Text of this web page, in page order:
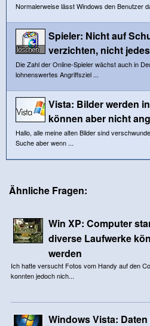
Normalerweise lässt Windows den Benutzer
Spieler: Nicht auf
verzichten, nicht
Die Zahl der Online-Spieler wächst auch in
lohnenswertes Angriffsziel ...
Vista: Bilder werden
können aber nicht
Hallo, alle meine alten Bilder sind
Suche aber wenn ...
Ähnliche Fragen:
Win XP: Computer
diverse Laufwerke
werden
Ich hatte versucht Fotos vom Handy auf den
konnten jedoch nich...
Windows Vista: